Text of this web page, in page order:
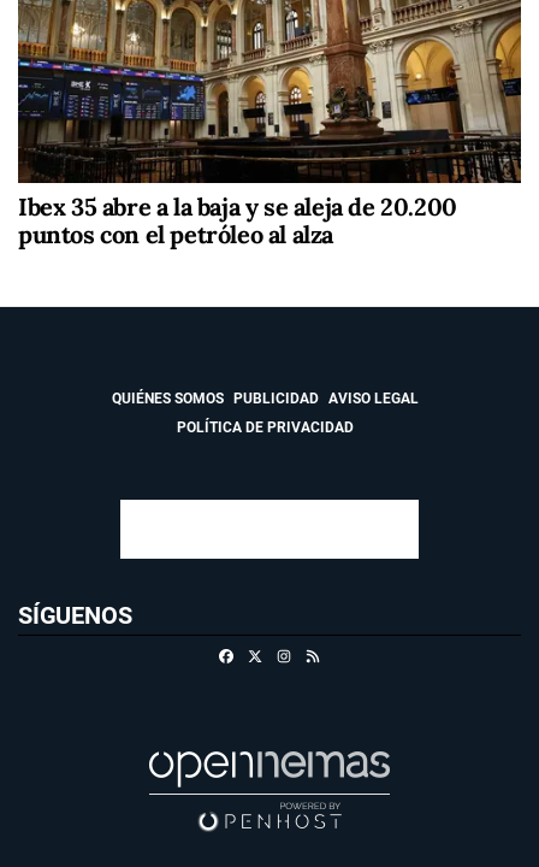
Ibex 35 abre a la baja y se aleja de 20.200
puntos con el petróleo al alza
QUIÉNES SOMOS PUBLICIDAD
AVISO LEGAL
POLÍTICA DE PRIVACIDAD
SÍGUENOS
FacebookInstagram